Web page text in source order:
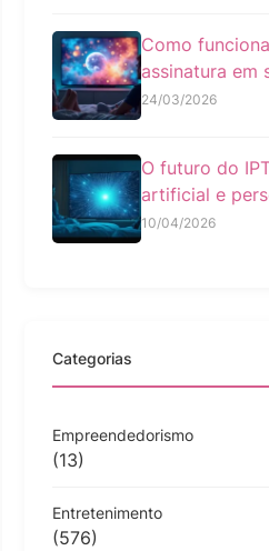
Como
assinatura em
24/03/2026
O futuro do
artificial e
10/04/2026
Categorias
Empreendedorismo
(13)
Entretenimento
(576)